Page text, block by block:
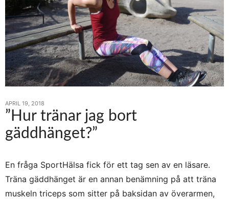
APRIL 19, 2018
”Hur tränar jag bort
gäddhänget?”
En fråga SportHälsa fick för ett tag sen av en läsare.
Träna gäddhänget är en annan benämning på att träna
muskeln triceps som sitter på baksidan av överarmen,